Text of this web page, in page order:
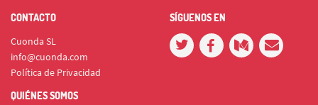
CONTACTO
Cuonda SL
info@cuonda.com
Política de Privacidad
SÍGUENOS EN
QUIÉNES SOMOS